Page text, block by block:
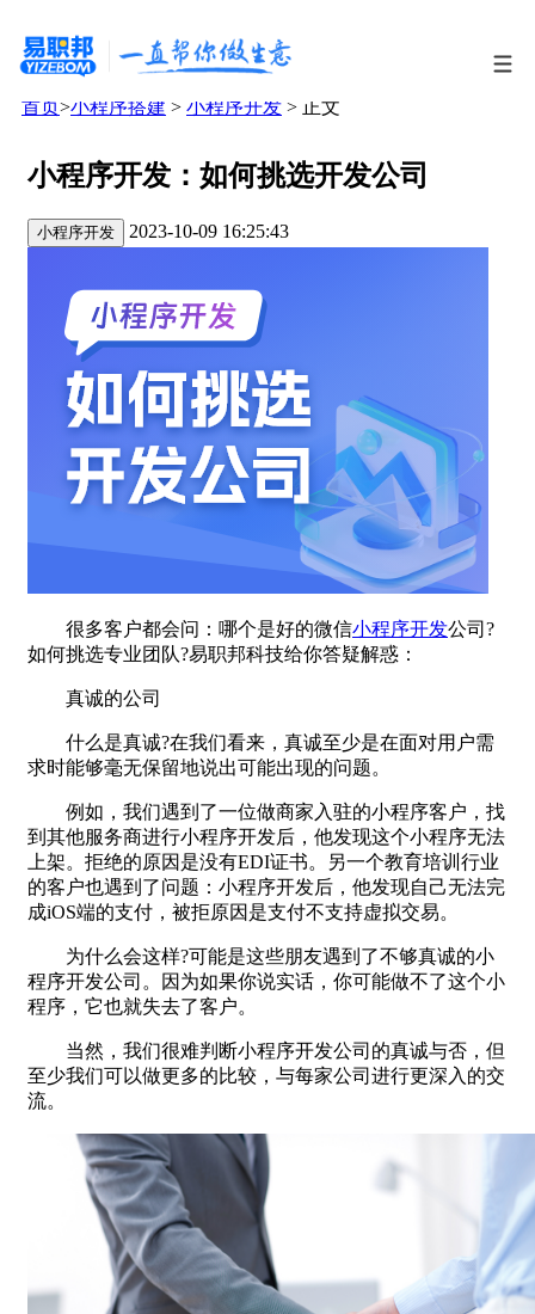
首页>小程序搭建 > 小程序开发 > 正文
小程序开发：如何挑选开发公司
小程序开发 2023-10-09 16:25:43
很多客户都会问：哪个是好的微信小程序开发公司?
如何挑选专业团队?易职邦科技给你答疑解惑：
真诚的公司
什么是真诚?在我们看来，真诚至少是在面对用户需
求时能够毫无保留地说出可能出现的问题。
例如，我们遇到了一位做商家入驻的小程序客户，找
到其他服务商进行小程序开发后，他发现这个小程序无法
上架。拒绝的原因是没有EDI证书。另一个教育培训行业
的客户也遇到了问题：小程序开发后，他发现自己无法完
成iOS端的支付，被拒原因是支付不支持虚拟交易。
为什么会这样?可能是这些朋友遇到了不够真诚的小
程序开发公司。因为如果你说实话，你可能做不了这个小
程序，它也就失去了客户。
当然，我们很难判断小程序开发公司的真诚与否，但
至少我们可以做更多的比较，与每家公司进行更深入的交
流。